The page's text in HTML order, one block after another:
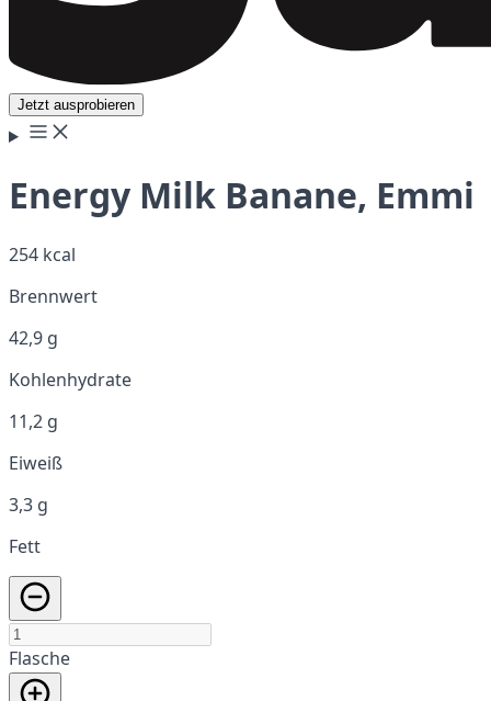
Jetzt ausprobieren
Energy Milk Banane, Emmi
254 kcal
Brennwert
42,9 g
Kohlenhydrate
11,2 g
Eiweiß
3,3 g
Fett
Flasche